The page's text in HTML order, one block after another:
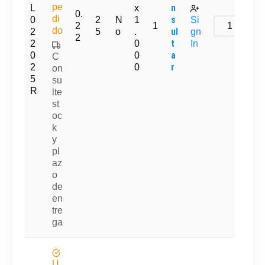
L
0
2
2
0
2
5
R
pe
di
do
C
on
su
lte
st
oc
k
y
pl
az
o
de
en
tre
ga
0.
2
2
2
5
N
o
x
1
.
0
0
0
1
n
s
ul
t
a
r
Si
gn
In